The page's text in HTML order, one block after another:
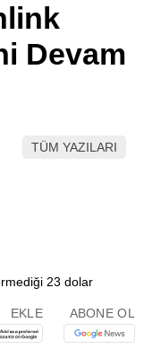
TikTok
Devam
TÜM YAZILARI
EKLE ABONE OL